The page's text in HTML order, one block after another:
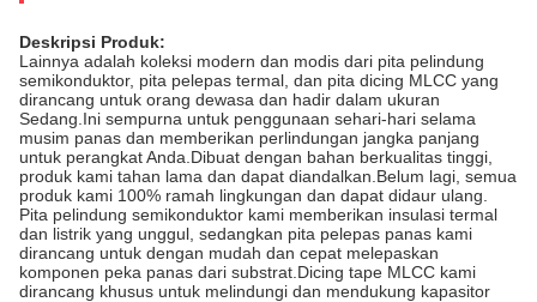
Deskripsi Produk:
Lainnya adalah koleksi modern dan modis dari pita pelindung
semikonduktor, pita pelepas termal, dan pita dicing MLCC yang
dirancang untuk orang dewasa dan hadir dalam ukuran
Sedang.Ini sempurna untuk penggunaan sehari-hari selama
musim panas dan memberikan perlindungan jangka panjang
untuk perangkat Anda.Dibuat dengan bahan berkualitas tinggi,
produk kami tahan lama dan dapat diandalkan.Belum lagi, semua
produk kami 100% ramah lingkungan dan dapat didaur ulang.
Pita pelindung semikonduktor kami memberikan insulasi termal
dan listrik yang unggul, sedangkan pita pelepas panas kami
dirancang untuk dengan mudah dan cepat melepaskan
komponen peka panas dari substrat.Dicing tape MLCC kami
dirancang khusus untuk melindungi dan mendukung kapasitor